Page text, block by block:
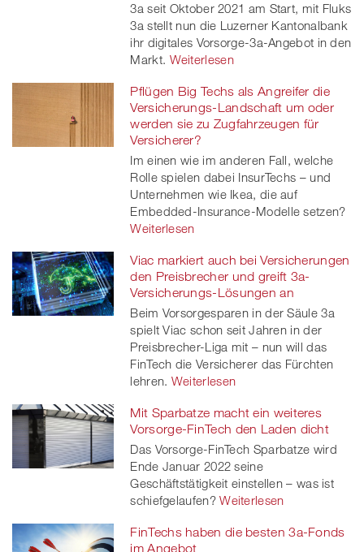
3a seit Oktober 2021 am Start, mit Fluks
3a stellt nun die Luzerner Kantonalbank
ihr digitales Vorsorge-3a-Angebot in den
Markt. Weiterlesen
Pflügen Big Techs als Angreifer die
Versicherungs-Landschaft um oder
werden sie zu Zugfahrzeugen für
Versicherer?
Im einen wie im anderen Fall, welche
Rolle spielen dabei InsurTechs – und
Unternehmen wie Ikea, die auf
Embedded-Insurance-Modelle setzen?
Weiterlesen
Viac markiert auch bei Versicherungen
den Preisbrecher und greift 3a-
Versicherungs-Lösungen an
Beim Vorsorgesparen in der Säule 3a
spielt Viac schon seit Jahren in der
Preisbrecher-Liga mit – nun will das
FinTech die Versicherer das Fürchten
lehren. Weiterlesen
Mit Sparbatze macht ein weiteres
Vorsorge-FinTech den Laden dicht
Das Vorsorge-FinTech Sparbatze wird
Ende Januar 2022 seine
Geschäftstätigkeit einstellen – was ist
schiefgelaufen? Weiterlesen
FinTechs haben die besten 3a-Fonds
im Angebot